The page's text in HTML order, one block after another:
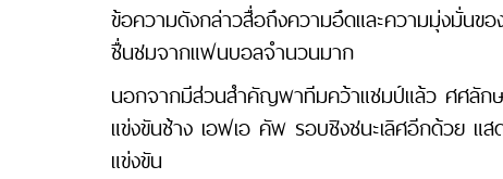
ข้อความดังกล่าวสื่อถึงความอึดและความมุ่งมั่นข
ชื่นชมจากแฟนบอลจำนวนมาก
นอกจากมีส่วนสำคัญพาทีมคว้าแชมป์แล้ว ศศลัก
แข่งขันช้าง เอฟเอ คัพ รอบชิงชนะเลิศอีกด้วย แ
แข่งขัน